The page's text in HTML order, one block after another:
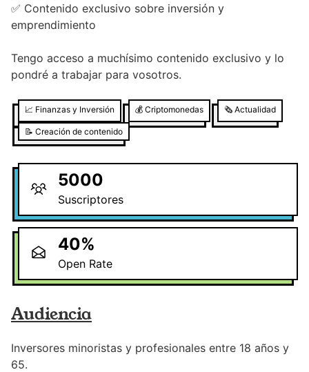
✅ Contenido exclusivo sobre inversión y
emprendimiento
Tengo acceso a muchísimo contenido exclusivo y lo
pondré a trabajar para vosotros.
📈 Finanzas y Inversión 💰 Criptomonedas 🗞️ Actualidad
📝 Creación de contenido
5000
Suscriptores
40%
Open Rate
Audiencia
Inversores minoristas y profesionales entre 18 años y
65.